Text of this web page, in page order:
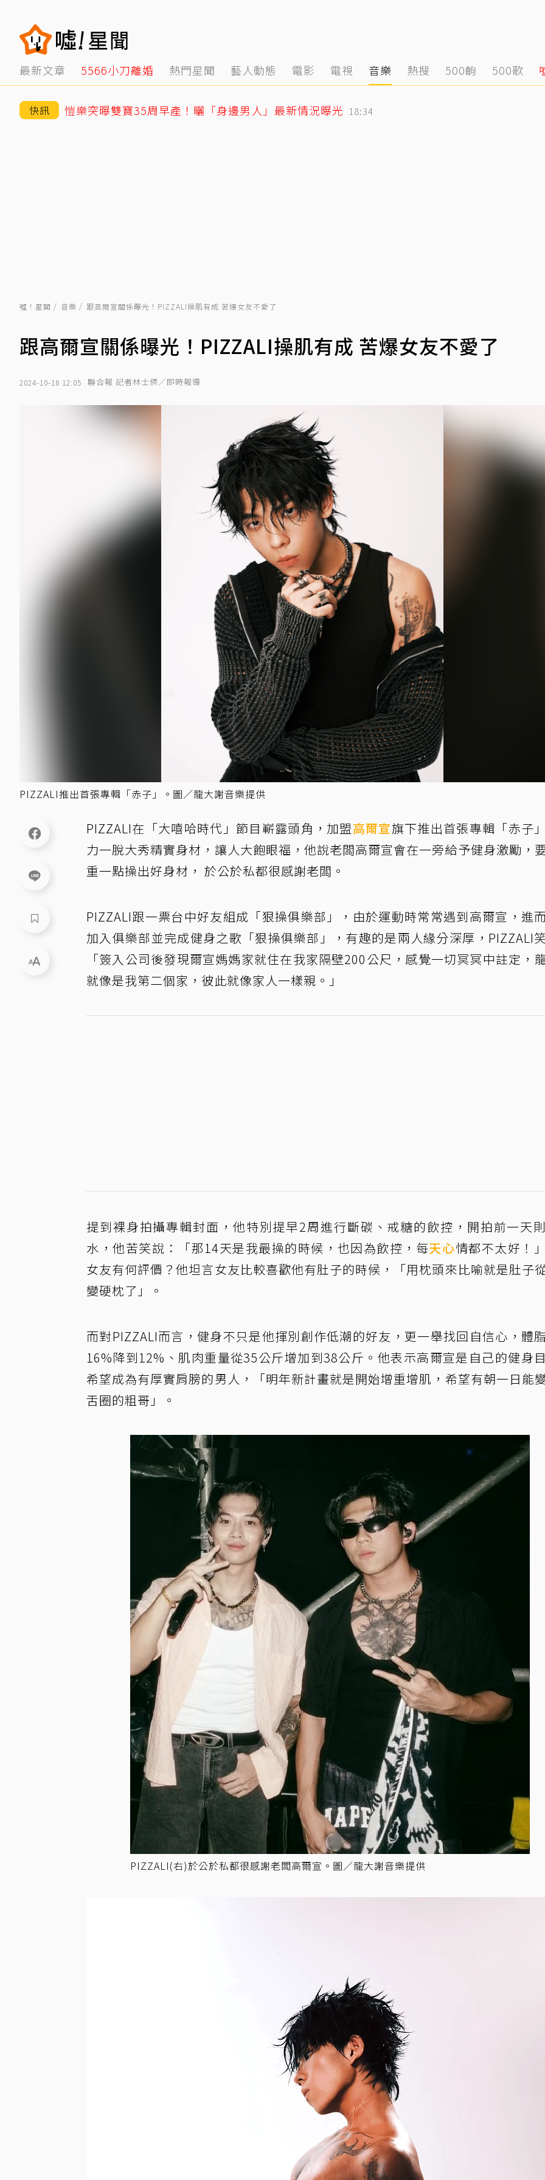
最新文章 5566小刀離婚 熱門星聞 藝人動態 電影 電視 音樂 熱搜 500齣 500歌
快訊 愷樂突曝雙寶35周早產！曬「身邊男人」最新情況曝光 18:34
噓！星聞 音樂 跟高爾宣關係曝光！PIZZALI操肌有成 苦爆女友不愛了
跟高爾宣關係曝光！PIZZALI操肌有成 苦爆女友不愛了
2024-10-16 12:05 聯合報 記者林士傑／即時報導
PIZZALI推出首張專輯「赤子」。圖／龍大謝音樂提供
PIZZALI在「大嘻哈時代」節目嶄露頭角，加盟高爾宣旗下推出首張專輯「赤子
力一脫大秀精實身材，讓人大飽眼福，他說老闆高爾宣會在一旁給予健身激勵，
重一點操出好身材， 於公於私都很感謝老闆。
PIZZALI跟一票台中好友組成「狠操俱樂部」，由於運動時常常遇到高爾宣，進
加入俱樂部並完成健身之歌「狠操俱樂部」，有趣的是兩人緣分深厚，PIZZALI
「簽入公司後發現爾宣媽媽家就住在我家隔壁200公尺，感覺一切冥冥中註定，
就像是我第二個家，彼此就像家人一樣親。」
提到裸身拍攝專輯封面，他特別提早2周進行斷碳、戒糖的飲控，開拍前一天
水，他苦笑說：「那14天是我最操的時候，也因為飲控，每天心情都不太好！
女友有何評價？他坦言女友比較喜歡他有肚子的時候，「用枕頭來比喻就是肚子
變硬枕了」。
而對PIZZALI而言，健身不只是他揮別創作低潮的好友，更一舉找回自信心，體
16%降到12%、肌肉重量從35公斤增加到38公斤。他表示高爾宣是自己的健身
希望成為有厚實肩膀的男人，「明年新計畫就是開始增重增肌，希望有朝一日能
舌圈的粗哥」。
PIZZALI(右)於公於私都很感謝老闆高爾宣。圖／龍大謝音樂提供